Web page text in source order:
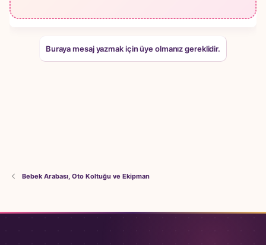
Buraya mesaj yazmak için üye olmanız gereklidir.
Bebek Arabası, Oto Koltuğu ve Ekipman